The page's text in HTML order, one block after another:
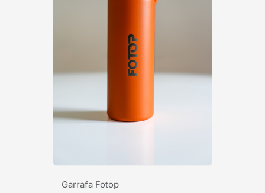
Garrafa Fotop